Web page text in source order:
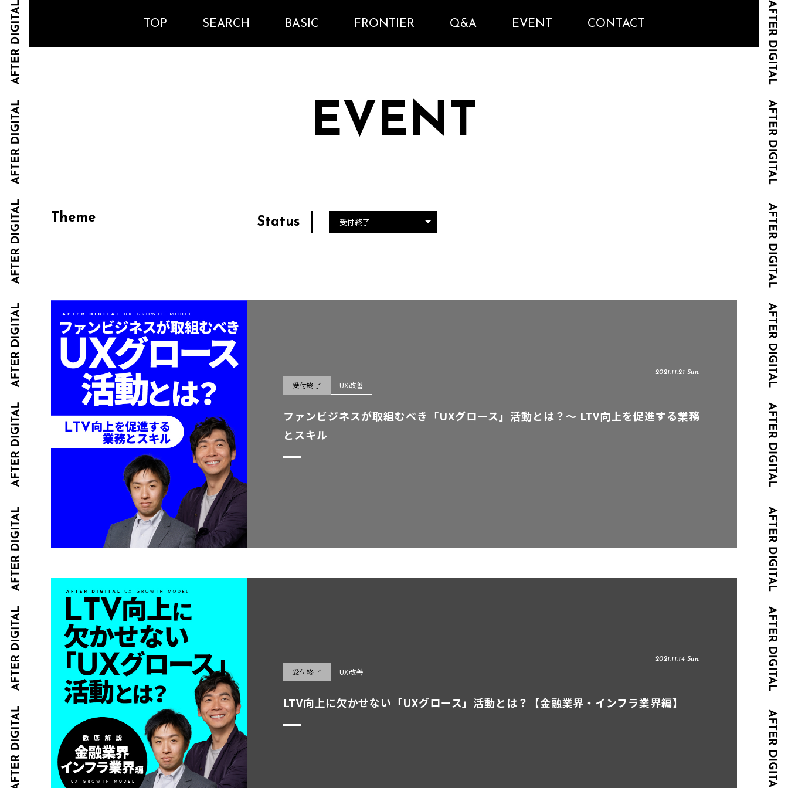
TOP SEARCH BASIC FRONTIER Q&A EVENT CONTACT
EVENT
Theme Status 受付終了
受付終了 UX改善
ファンビジネスが取組むべき「UXグロース」活動とは？～ LTV向上を促進する業務
とスキル
2021.11.21 Sun.
受付終了 UX改善
LTV向上に欠かせない「UXグロース」活動とは？【金融業界・インフラ業界編】
2021.11.14 Sun.